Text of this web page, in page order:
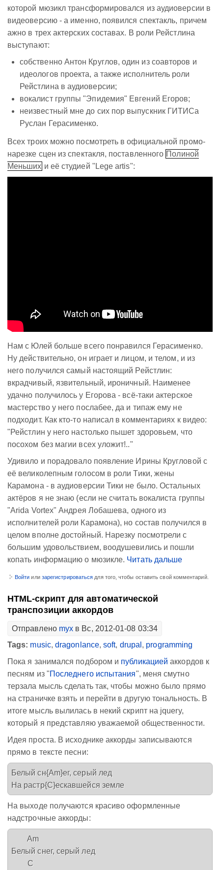
которой мюзикл трансформировался из аудиоверсии в
видеоверсию - а именно, появился спектакль, причем
ажно в трех актерских составах. В роли Рейстлина
выступают:
собственно Антон Круглов, один из соавторов и
идеологов проекта, а также исполнитель роли
Рейстлина в аудиоверсии;
вокалист группы "Эпидемия" Евгений Егоров;
неизвестный мне до сих пор выпускник ГИТИСа
Руслан Герасименко.
Всех троих можно посмотреть в официальной промо-
нарезке сцен из спектакля, поставленного Полиной
Меньших и её студией "Lege artis":
Нам с Юлей больше всего понравился Герасименко.
Ну действительно, он играет и лицом, и телом, и из
него получился самый настоящий Рейстлин:
вкрадчивый, язвительный, ироничный. Наименее
удачно получилось у Егорова - всё-таки актерское
мастерство у него послабее, да и типаж ему не
подходит. Как кто-то написал в комментариях к видео:
"Рейстлин у него настолько пышет здоровьем, что
посохом без магии всех уложит!.."
Удивило и порадовало появление Ирины Кругловой с
её великолепным голосом в роли Тики, жены
Карамона - в аудиоверсии Тики не было. Остальных
актёров я не знаю (если не считать вокалиста группы
"Arida Vortex" Андрея Лобашева, одного из
исполнителей роли Карамона), но состав получился в
целом вполне достойный. Нарезку посмотрели с
большим удовольствием, воодушевились и пошли
копать информацию о мюзикле. Читать дальше
Войти или зарегистрироваться для того, чтобы оставить свой комментарий.
HTML-скрипт для автоматической
транспозиции аккордов
Отправлено myx в Вс, 2012-01-08 03:34
Tags: music,dragonlance,soft, drupal , programming
Пока я занимался подбором и публикацией аккордов к
песням из "Последнего испытания", меня смутно
терзала мысль сделать так, чтобы можно было прямо
на страничке взять и перейти в другую тональность. В
итоге мысль вылилась в некий скрипт на jquery,
который я представляю уважаемой общественности.
Идея проста. В исходнике аккорды записываются
прямо в тексте песни:
Белый сн{Am}ег, серый лед
На выходе получаются красиво оформленные
надстрочные аккорды:
        Am
Белый снег, серый лед
        C